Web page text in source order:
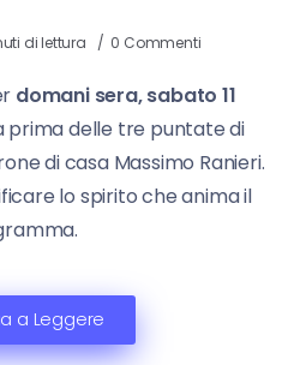
di lettura 0 Commenti
domani sera, sabato 11
prima delle tre puntate di
di casa Massimo Ranieri.
lo spirito che anima il
a Leggere